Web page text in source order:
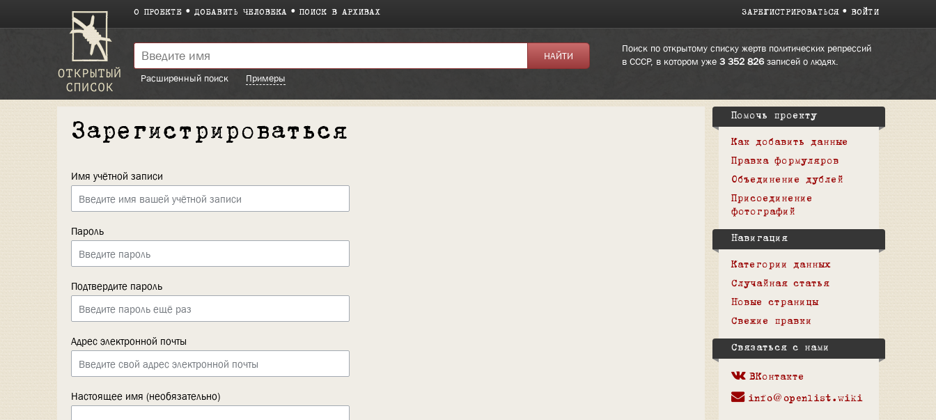
О ПРОЕКТЕ ДОБАВИТЬ ЧЕЛОВЕКА ПОИСК В АРХИВАХ ЗАРЕГИСТРИРОВАТЬСЯ ВОЙТИ
Поиск по открытому списку жертв политических репрессий
в СССР, в котором уже 3 352 826записей о людях.
Расширенный поиск
Примеры
Зарегистрироваться
Имя учётной записи
Пароль
Подтвердите пароль
Адрес электронной почты
Настоящее имя (необязательно)
Помочь проекту
Как добавить данные
Правка формуляров
Объединение дублей
Присоединение
фотографий
Навигация
Категории данных
Случайная статья
Новые страницы
Свежие правки
Связаться с нами
ВКонтакте
info@openlist.wiki